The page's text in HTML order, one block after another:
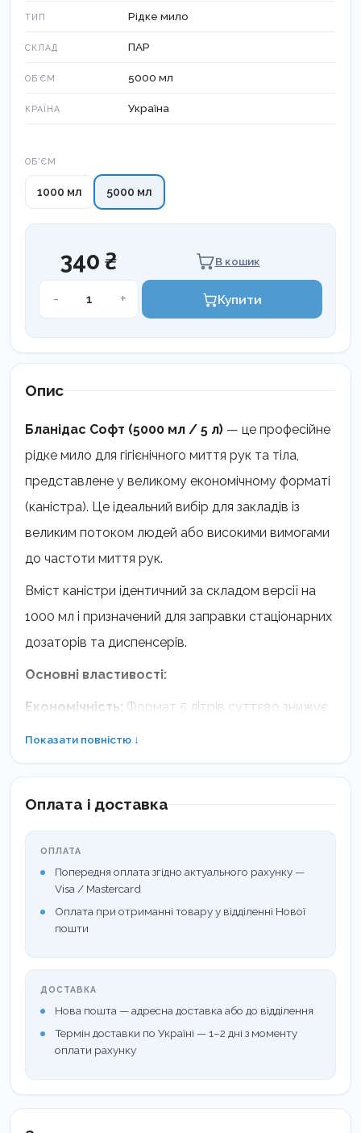
ТИП Рідке мило
СКЛАД ПАР
ОБʼЄМ 5000 мл
КРАЇНА Україна
ОБ'ЄМ
1000 мл 5000 мл
340 ₴ В кошик
-
Бланідас
+ Купити
Опис
Бланідас Софт (5000 мл / 5 л) — це професійне
рідке мило для гігієнічного миття рук та тіла,
представлене у великому економічному форматі
(каністра). Це ідеальний вибір для закладів із
великим потоком людей або високими вимогами
до частоти миття рук.
Вміст каністри ідентичний за складом версії на
1000 мл і призначений для заправки стаціонарних
дозаторів та диспенсерів.
Основні властивості:
Економічність: Формат 5 літрів суттєво знижує
вартість однієї порції мила порівняно з меншими
Дбайливий догляд:
Завдяки зволожувальним компонентам не
пересушує шкіру навіть при багаторазовому
митті рук протягом дня (наприклад, у лікарів або
кухарів).
Гіпоалергенність:
містить агресивних ароматизаторів, тому
підходить для щоденного догляду за чутливою
шкірою.
Ефективність:
Якісно видаляє білкові та жирові
косметики та ліків.
Показати повністю ↓
Оплата і доставка
ОПЛАТА
Попередня оплата згідно актуального рахунку —
Visa / Mastercard
Оплата при отриманні товару у відділенні Нової
пошти
ДОСТАВКА
Нова пошта — адресна доставка або до відділення
Термін доставки по Україні — 1–2 дні з моменту
оплати рахунку